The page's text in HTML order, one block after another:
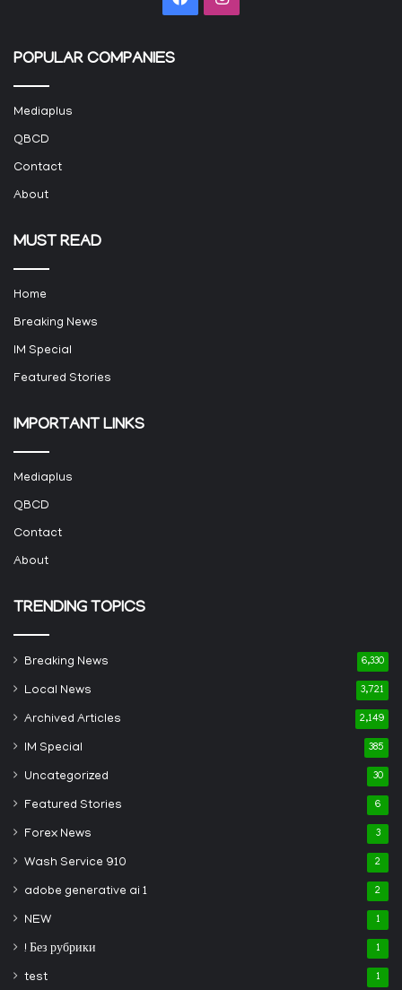
POPULAR COMPANIES
Mediaplus
QBCD
Contact
About
MUST READ
Home
Breaking News
IM Special
Featured Stories
IMPORTANT LINKS
Mediaplus
QBCD
Contact
About
TRENDING TOPICS
Breaking News 6,330
Local News 3,721
Archived Articles 2,149
IM Special 385
Uncategorized 30
Featured Stories 6
Forex News 3
Wash Service 910 2
adobe generative ai 1 2
NEW 1
! Без рубрики 1
test 1